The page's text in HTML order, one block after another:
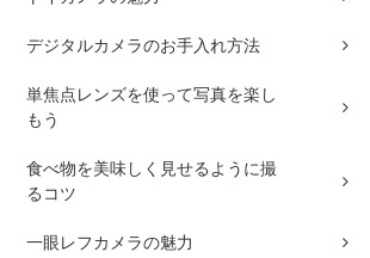
デジタルカメラのお手入れ方法
単焦点レンズを使って写真を楽し
もう
食べ物を美味しく見せるように撮
るコツ
一眼レフカメラの魅力